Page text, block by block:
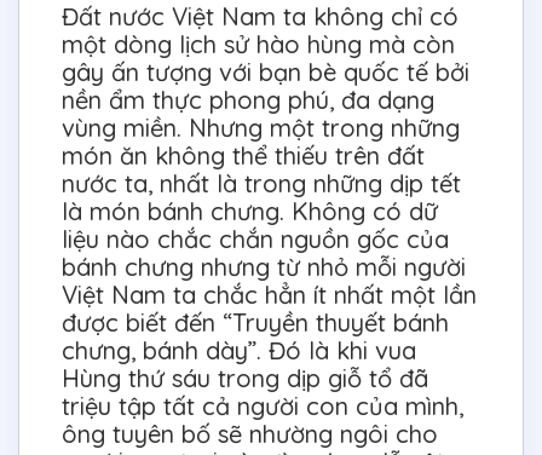
Đất nước Việt Nam ta không chỉ có
một dòng lịch sử hào hùng mà còn
gây ấn tượng với bạn bè quốc tế bởi
nền ẩm thực phong phú, đa dạng
vùng miền. Nhưng một trong những
món ăn không thể thiếu trên đất
nước ta, nhất là trong những dịp tết
là món bánh chưng. Không có dữ
liệu nào chắc chắn nguồn gốc của
bánh chưng nhưng từ nhỏ mỗi người
Việt Nam ta chắc hẳn ít nhất một lần
được biết đến “Truyền thuyết bánh
chưng, bánh dày”. Đó là khi vua
Hùng thứ sáu trong dịp giỗ tổ đã
triệu tập tất cả người con của mình,
ông tuyên bố sẽ nhường ngôi cho